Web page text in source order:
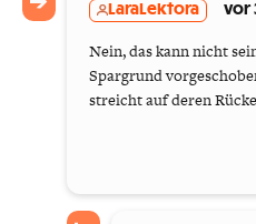
LaraLektora vor
Nein, das kann nicht
Spargrund
streicht auf deren